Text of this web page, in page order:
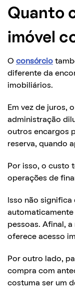
Quanto
imóvel
O consórcio
diferente da
imobiliários.
Em vez de juros,
administração
outros encargos
reserva, quando
Por isso, o custo
operações de
Isso não
automaticamente
pessoas. Afinal,
oferece acesso
Por outro lado,
compra com
costuma ser um